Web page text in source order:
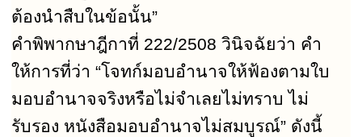
ต้องนำสืบในข้อนั้น”
คำพิพากษาฎีกาที่ 222/2508วินิจฉัยว่า คำ
ให้การที่ว่า “โจทก์มอบอำนาจให้ฟ้องตามใบ
มอบอำนาจจริงหรือไม่จำเลยไม่ทราบ ไม่
รับรอง หนังสือมอบอำนาจไม่สมบูรณ์” ดังนี้